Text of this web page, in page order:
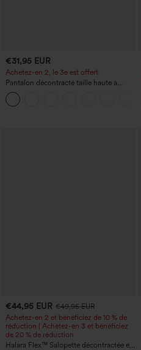
€31,95 EUR
Achetez-en 2, le 3e est offert
Pantalon décontracté taille haute à
cordon, coupe large en mélange de lin,
avec poches
€44,95 EUR €49,95 EUR
Achetez-en 2 et bénéficiez de 10 % de
réduction | Achetez-en 3 et bénéficiez
de 20 % de réduction
Halara Flex™ Salopette décontractée en